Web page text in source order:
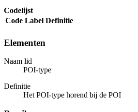
Codelijst
Code Label Definitie
Elementen
Naam lid
POI-type
Definitie
Het POI-type horend bij de POI